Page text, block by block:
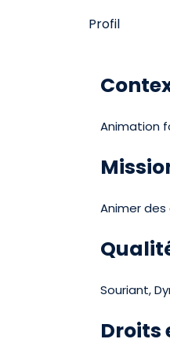
Profil
Animation
Animer
Souriant,
Droits